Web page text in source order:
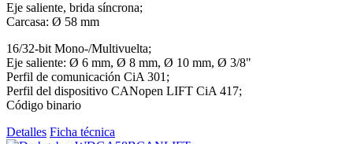
Eje saliente, brida síncrona;
Carcasa: Ø 58 mm
16/32-bit Mono-/Multivuelta;
Eje saliente: Ø 6 mm, Ø 8 mm, Ø 10 mm, Ø 3/8"
Perfil de comunicación CiA 301;
Perfil del dispositivo CANopen LIFT CiA 417;
Código binario
Detalles Ficha técnica